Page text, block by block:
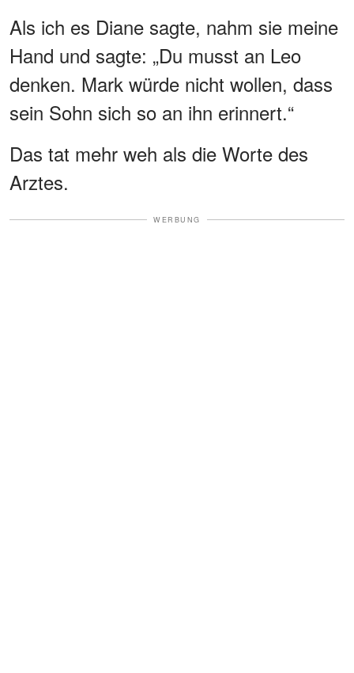
Als ich es Diane sagte, nahm sie meine
Hand und sagte: „Du musst an Leo
denken. Mark würde nicht wollen, dass
sein Sohn sich so an ihn erinnert.“
Das tat mehr weh als die Worte des
Arztes.
WERBUNG